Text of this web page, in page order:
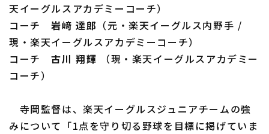
天イーグルスアカデミーコーチ）
コーチ岩﨑 達郎 （元・楽天イーグルス内野手 /
現・楽天イーグルスアカデミーコーチ）
コーチ古川 翔輝 （現・楽天イーグルスアカデミー
コーチ）
寺岡監督は、楽天イーグルスジュニアチームの強
みについて「1点を守り切る野球を目標に掲げていま